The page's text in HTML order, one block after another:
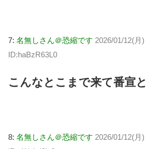
7: 名無しさん＠恐縮です 2026/01/12(月
ID:haBzR63L0
こんなとこまで来て番宣
8: 名無しさん＠恐縮です 2026/01/12(月